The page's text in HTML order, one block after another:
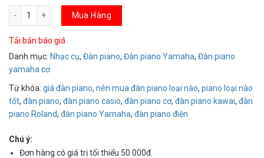
Đàn Piano Yamaha JU109PE số lượng
Mua Hàng
Tải bản báo giá
Danh mục: Nhạc cụ, Đàn piano, Đàn piano Yamaha, Đàn piano
yamaha cơ
Từ khóa: giá đàn piano, nên mua đàn piano loại nào, piano loại nào
tốt, đàn piano, đàn piano casio, đàn piano cơ, đàn piano kawai, đàn
piano Roland, đàn piano Yamaha, đàn piano điện
Chú ý:
Đơn hàng có giá trị tối thiểu 50.000đ.